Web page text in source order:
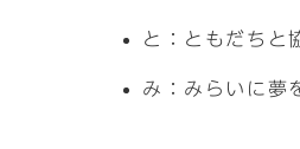
と：ともだちと
み：みらいに夢